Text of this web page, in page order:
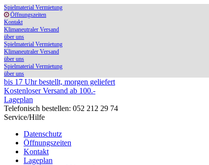
Spielmaterial Vermietung
Öffnungszeiten
Kontakt
Klimaneutraler Versand
über uns
Spielmaterial Vermietung
Klimaneutraler Versand
über uns
Spielmaterial Vermietung
über uns
bis 17 Uhr bestellt, morgen geliefert
Kostenloser Versand ab 100.-
Lageplan
Telefonisch bestellen: 052 212 29 74
Service/Hilfe
Datenschutz
Öffnungszeiten
Kontakt
Lageplan